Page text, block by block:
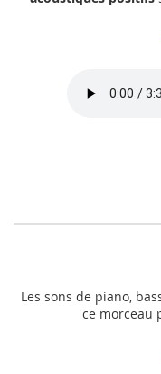
Les sons de piano,
ce morceau